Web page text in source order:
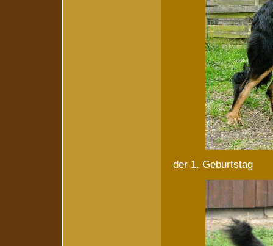
der 1. Geburtstag